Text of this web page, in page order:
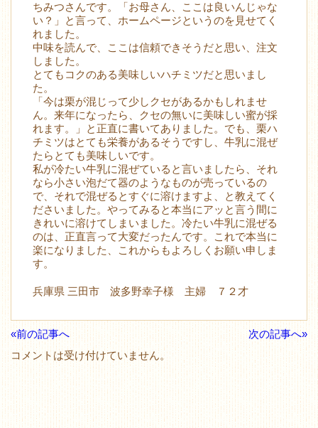
ちみつさんです。「お母さん、ここは良いんじゃな
い？」と言って、ホームページというのを見せてく
れました。
中味を読んで、ここは信頼できそうだと思い、注文
しました。
とてもコクのある美味しいハチミツだと思いまし
た。
「今は栗が混じって少しクセがあるかもしれませ
ん。来年になったら、クセの無いに美味しい蜜が採
れます。」と正直に書いてありました。でも、栗ハ
チミツはとても栄養があるそうですし、牛乳に混ぜ
たらとても美味しいです。
私が冷たい牛乳に混ぜていると言いましたら、それ
なら小さい泡だて器のようなものが売っているの
で、それで混ぜるとすぐに溶けますよ、と教えてく
ださいました。やってみると本当にアッと言う間に
きれいに溶けてしまいました。冷たい牛乳に混ぜる
のは、正直言って大変だったんです。これで本当に
楽になりました、これからもよろしくお願い申しま
す。
兵庫県 三田市 波多野幸子様 主婦 ７２才
«前の記事へ
次の記事へ»
コメントは受け付けていません。